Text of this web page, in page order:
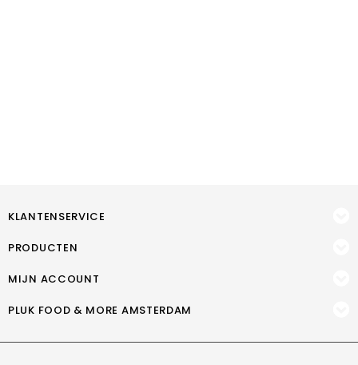
KLANTENSERVICE
PRODUCTEN
MIJN ACCOUNT
PLUK FOOD & MORE AMSTERDAM